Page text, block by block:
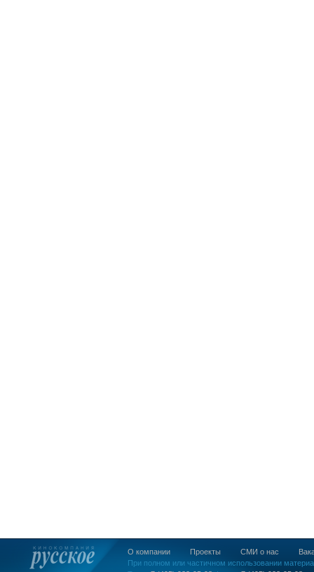
О компании Проекты СМИ о нас
При полном или частичном использовании